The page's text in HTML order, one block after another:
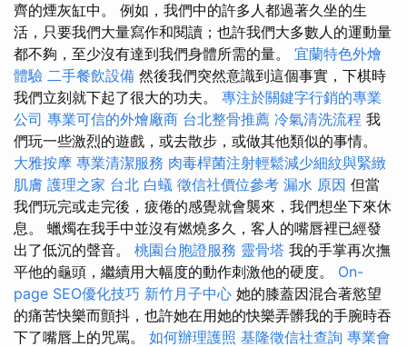
齊的煙灰缸中。 例如，我們中的許多人都過著久坐的生
活，只要我們大量寫作和閱讀；也許我們大多數人的運動量
都不夠，至少沒有達到我們身體所需的量。 宜蘭特色外燴
體驗 二手餐飲設備 然後我們突然意識到這個事實，下棋時
我們立刻就下起了很大的功夫。 專注於關鍵字行銷的專業
公司 專業可信的外燴廠商 台北整骨推薦 冷氣清洗流程 我
們玩一些激烈的遊戲，或去散步，或做其他類似的事情。
大雅按摩 專業清潔服務 肉毒桿菌注射輕鬆減少細紋與緊緻
肌膚 護理之家 台北 白蟻 徵信社價位參考 漏水 原因 但當
我們玩完或走完後，疲倦的感覺就會襲來，我們想坐下來休
息。 蠟燭在我手中並沒有燃燒多久，客人的嘴唇裡已經發
出了低沉的聲音。 桃園台胞證服務 靈骨塔 我的手掌再次撫
平他的龜頭，繼續用大幅度的動作刺激他的硬度。 On-
page SEO優化技巧 新竹月子中心 她的膝蓋因混合著慾望
的痛苦快樂而顫抖，也許她在用她的快樂弄髒我的手腕時吞
下了嘴唇上的咒罵。 如何辦理護照 基隆徵信社查詢 專業會